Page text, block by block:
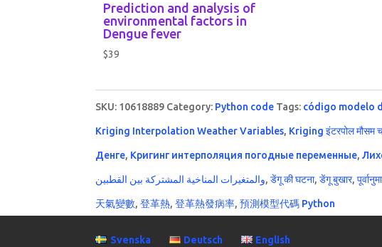
Prediction and analysis of
environmental factors in
Dengue fever
$39
SKU: 10618889 Category: Python code Tags: código modelo
Kriging Interpolation Weather Variables, Kriging इंटरपोल मौसम
Денге, Кригинг интерполяция погодные переменные,
والمتغيرات المناخية المشتركة بين القطبين,डेंगू की घटना,डेंगू बुखार,
天氣變數,登革熱,登革熱發病率,預測模型代碼 Python
Svenska Deutsch English